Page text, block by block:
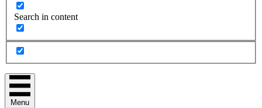
Search in content
Menu